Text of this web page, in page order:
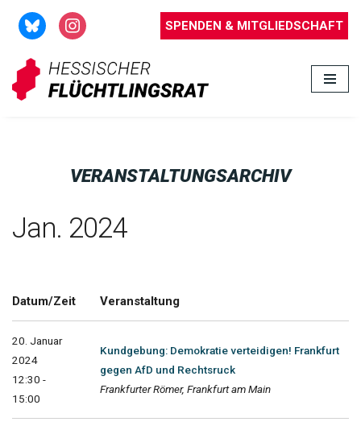
Zum
Inhalt
springen
SPENDEN & MITGLIEDSCHAFT
VERANSTALTUNGSARCHIV
Jan. 2024
Datum/Zeit Veranstaltung
20. Januar
2024
12:30 -
15:00
Kundgebung: Demokratie verteidigen! Frankfurt
gegen AfD und Rechtsruck
Frankfurter Römer, Frankfurt am Main